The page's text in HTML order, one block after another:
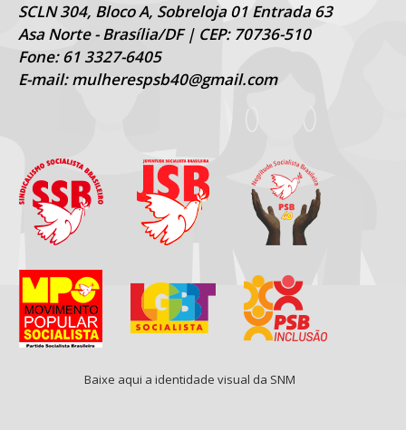
SCLN 304, Bloco A, Sobreloja 01 Entrada 63
Asa Norte - Brasília/DF | CEP: 70736-510
Fone: 61 3327-6405
E-mail: mulherespsb40@gmail.com
Baixe aqui a identidade visual da SNM